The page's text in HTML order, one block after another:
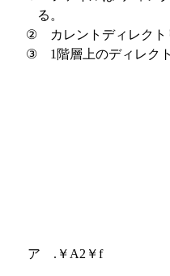
る。
② カレントディレクト
③ 1階層上のディレクト
ア .￥A2￥f